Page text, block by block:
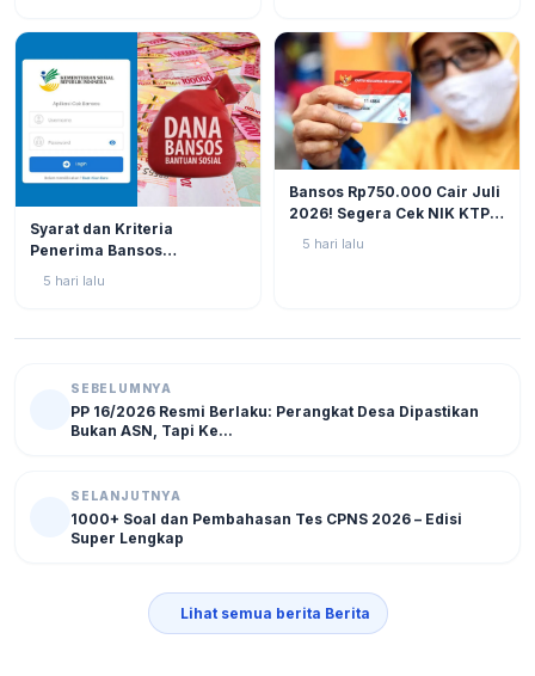
Syarat dan Kriteria
Penerima Bansos
Rp750.000 Juli 2026, Cek
5 hari lalu
Bansos Rp750.000 Cair Juli
2026! Segera Cek NIK KTP
di Situs Resmi Kemensos
5 hari lalu
SEBELUMNYA
PP 16/2026 Resmi Berlaku: Perangkat Desa Dipastikan
Bukan ASN, Tapi Ke...
SELANJUTNYA
1000+ Soal dan Pembahasan Tes CPNS 2026 – Edisi
Super Lengkap
Lihat semua berita Berita